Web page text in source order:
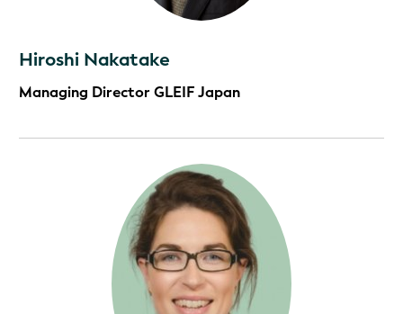
Hiroshi Nakatake
Managing Director GLEIF Japan